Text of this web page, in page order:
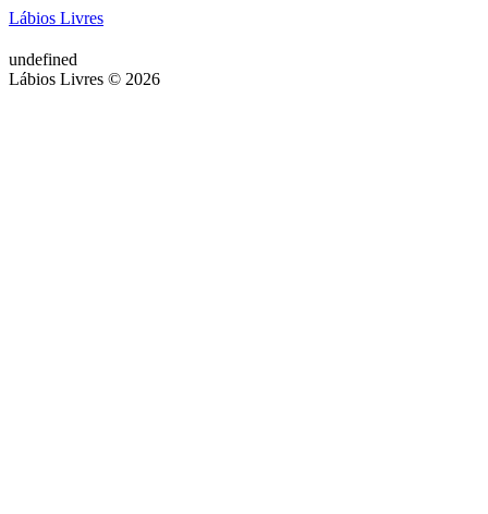
Lábios Livres
undefined
Lábios Livres © 2026